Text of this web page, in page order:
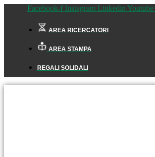
Facebook-f Instagram Linkedin Youtube
AREA RICERCATORI
AREA STAMPA
REGALI SOLIDALI